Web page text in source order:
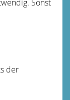
Sonst
der